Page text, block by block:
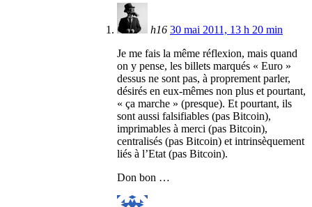
h16 30 mai 2011, 13 h 20 min
Je me fais la même réflexion, mais quand
on y pense, les billets marqués « Euro »
dessus ne sont pas, à proprement parler,
désirés en eux-mêmes non plus et pourtant,
« ça marche » (presque). Et pourtant, ils
sont aussi falsifiables (pas Bitcoin),
imprimables à merci (pas Bitcoin),
centralisés (pas Bitcoin) et intrinsèquement
liés à l’Etat (pas Bitcoin).
Don bon …